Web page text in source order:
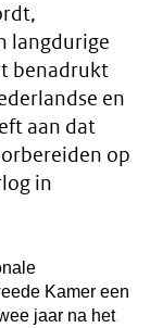
langdurige
benadrukt
en
aan dat
op
in
Kamer een
jaar na het